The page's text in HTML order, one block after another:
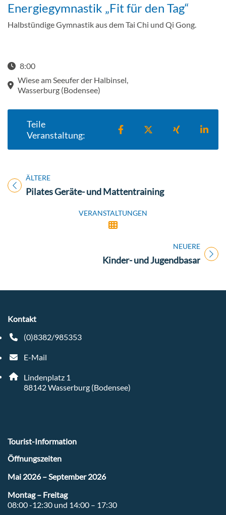
Energiegymnastik „Fit für den Tag“
Halbstündige Gymnastik aus dem Tai Chi und Qi Gong.
8:00
Wiese am Seeufer der Halbinsel,
Wasserburg (Bodensee)
Teile
Veranstaltung:
Teilen auf Facebook
Teilen auf XTeilen auf
ÄLTERE
Titel für Veranstaltung
Pilates Geräte- und Mattentraining
VERANSTALTUNGEN
NEUERE
Titel für Veranstaltung
Kinder- und Jugendbasar
Kontakt
(0)8382/985353
Telefonnummer: 4 9 8 3 8 2 9 8 5 3 5 3
E-Mail
E-Mail Adresse: tourist-info@wasserburg-bodensee.de
Adresse:
Lindenplatz 1
88142, 8 8 1 4 2
Wasserburg (Bodensee)
Tourist-Information
Öffnungszeiten
Mai 2026 – September 2026
Montag – Freitag
08:00 -12:30 und 14:00 – 17:30